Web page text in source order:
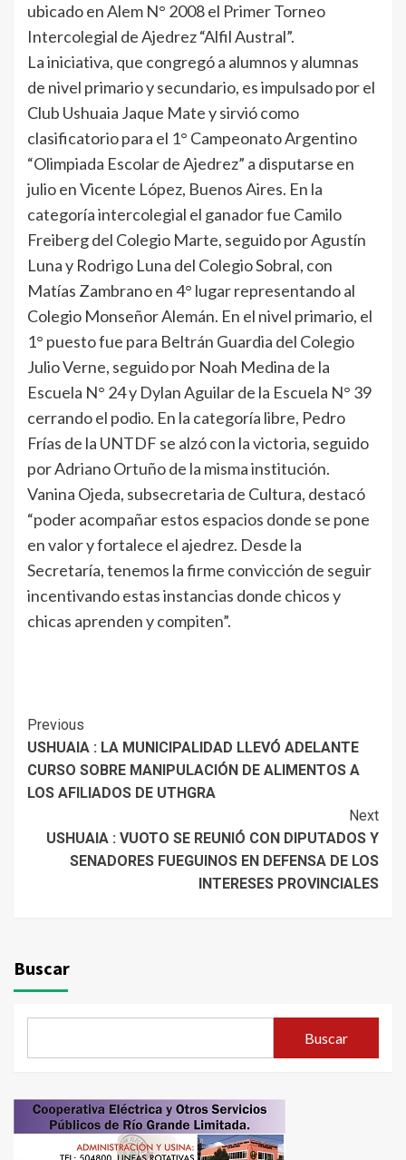
ubicado en Alem N° 2008 el Primer Torneo
Intercolegial de Ajedrez “Alfil Austral”.
La iniciativa, que congregó a alumnos y alumnas
de nivel primario y secundario, es impulsado por el
Club Ushuaia Jaque Mate y sirvió como
clasificatorio para el 1° Campeonato Argentino
“Olimpiada Escolar de Ajedrez” a disputarse en
julio en Vicente López, Buenos Aires. En la
categoría intercolegial el ganador fue Camilo
Freiberg del Colegio Marte, seguido por Agustín
Luna y Rodrigo Luna del Colegio Sobral, con
Matías Zambrano en 4° lugar representando al
Colegio Monseñor Alemán. En el nivel primario, el
1° puesto fue para Beltrán Guardia del Colegio
Julio Verne, seguido por Noah Medina de la
Escuela N° 24 y Dylan Aguilar de la Escuela N° 39
cerrando el podio. En la categoría libre, Pedro
Frías de la UNTDF se alzó con la victoria, seguido
por Adriano Ortuño de la misma institución.
Vanina Ojeda, subsecretaria de Cultura, destacó
“poder acompañar estos espacios donde se pone
en valor y fortalece el ajedrez. Desde la
Secretaría, tenemos la firme convicción de seguir
incentivando estas instancias donde chicos y
chicas aprenden y compiten”.
Continue
Reading
Previous
USHUAIA : LA MUNICIPALIDAD LLEVÓ ADELANTE
CURSO SOBRE MANIPULACIÓN DE ALIMENTOS A
LOS AFILIADOS DE UTHGRA
Next
USHUAIA : VUOTO SE REUNIÓ CON DIPUTADOS Y
SENADORES FUEGUINOS EN DEFENSA DE LOS
INTERESES PROVINCIALES
Buscar
Buscar